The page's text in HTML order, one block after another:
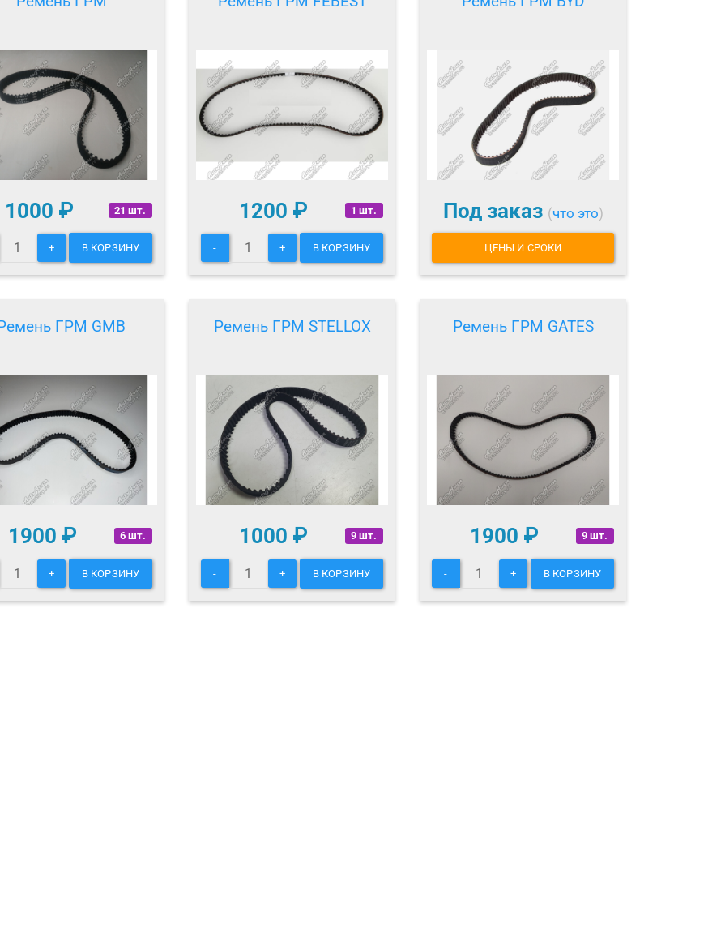
21 шт.
1000 ₽
+ В КОРЗИНУ
1 шт.
1200 ₽
- + В КОРЗИНУ
Под заказ (что это)
ЦЕНЫ И СРОКИ
ГРМ GMB
6 шт.
1900 ₽
+ В КОРЗИНУ
Ремень ГРМ STELLOX
9 шт.
1000 ₽
- + В КОРЗИНУ
Ремень ГРМ GATES
9 шт.
1900 ₽
- + В КОРЗИНУ